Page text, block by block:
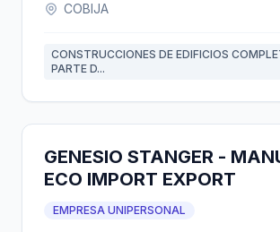
COBIJA
CONSTRUCCIONES DE EDIFICIOS
PARTE D...
GENESIO STANGER -
ECO IMPORT EXPORT
EMPRESA UNIPERSONAL